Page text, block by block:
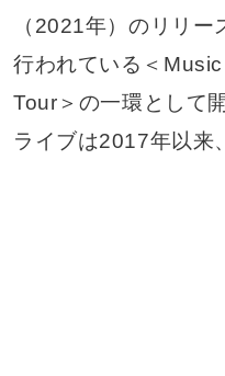
（2021年）のリリ
行われている＜
Tour＞の一環として
ライブは2017年以来